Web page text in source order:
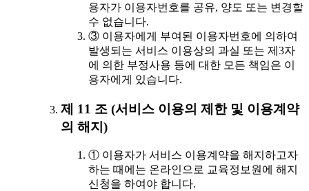
용자가 이용자번호를 공유, 양도 또는 변경할
수 없습니다.
③ 이용자에게 부여된 이용자번호에 의하여
발생되는 서비스 이용상의 과실 또는 제3자
에 의한 부정사용 등에 대한 모든 책임은 이
용자에게 있습니다.
제 11 조 (서비스 이용의 제한 및 이용계약
의 해지)
① 이용자가 서비스 이용계약을 해지하고자
하는 때에는 온라인으로 교육정보원에 해지
신청을 하여야 합니다.